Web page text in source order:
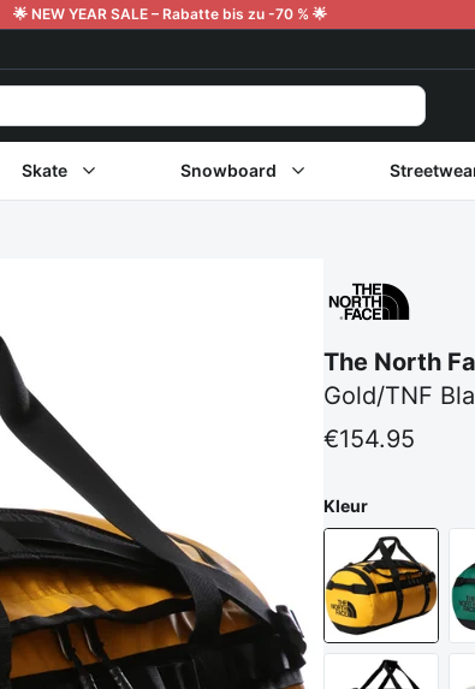
🌟 NEW YEAR SALE – Rabatte bis zu -70 % 🌟
Skate Snowboard
The North
Gold/TNF
€154.95
Kleur